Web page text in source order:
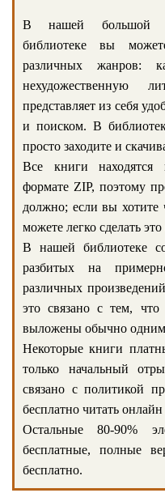
В нашей большой
библиотеке вы
различных жанров:
нехудожественную
представляет из себя
и поиском. В
просто заходите и
Все книги находятся
формате ZIP, поэтому
должно; если вы хотите
можете легко сделать
В нашей библиотеке
разбитых на
различных
это связано с тем, что
выложены обычно
Некоторые книги
только начальный
связано с политикой
бесплатно читать
Остальные 80-90%
бесплатные, полные
бесплатно.